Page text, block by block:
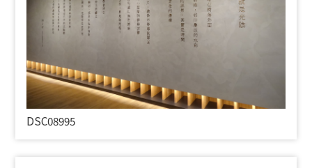
DSC08995